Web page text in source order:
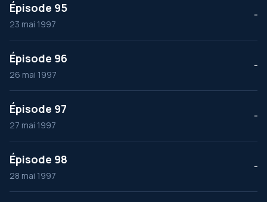
Épisode 95
23 mai 1997
--
Épisode 96
26 mai 1997
--
Épisode 97
27 mai 1997
--
Épisode 98
28 mai 1997
--